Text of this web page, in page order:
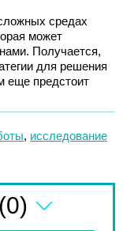
средах
может
Получается,
для решения
еще предстоит
, исследование
(0)